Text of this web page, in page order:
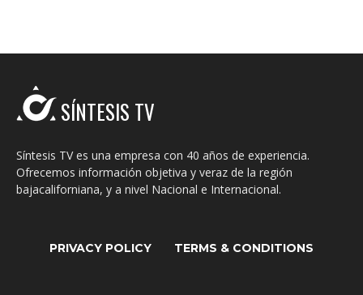
SÍNTESIS TV
Síntesis TV es una empresa con 40 años de experiencia.
Ofrecemos información objetiva y veraz de la región
bajacaliforniana, y a nivel Nacional e Internacional.
PRIVACY POLICY TERMS & CONDITIONS